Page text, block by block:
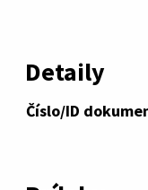
Detaily
Číslo/ID